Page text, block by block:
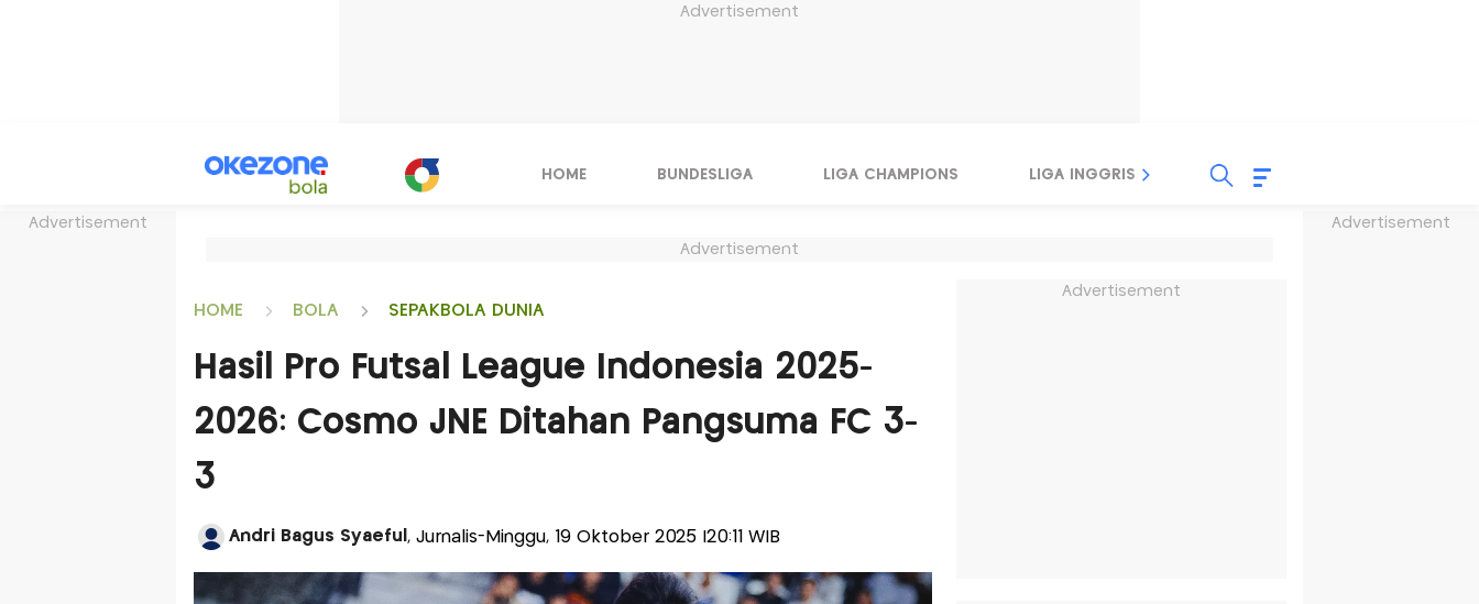
Advertisement
Advertisement Advertisement
HOME BUNDESLIGA LIGA CHAMPIONS LIGA INGGRIS LIGA ITALIA
Advertisement
HOME BOLA SEPAKBOLA DUNIA
Hasil Pro Futsal League Indonesia 2025-
2026: Cosmo JNE Ditahan Pangsuma FC 3-
3
Andri Bagus Syaeful , Jurnalis-Minggu, 19 Oktober 2025 |20:11 WIB
Advertisement